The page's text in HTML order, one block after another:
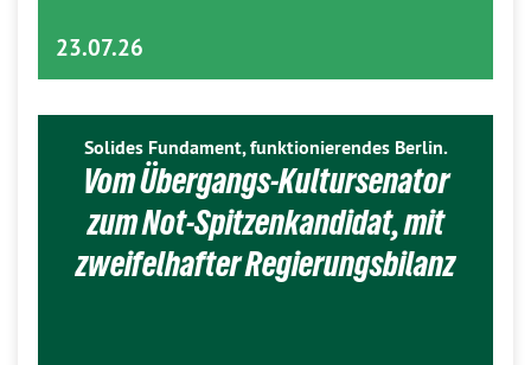
23.07.26
Solides Fundament, funktionierendes Berlin.
Vom Übergangs-Kultursenator
zum Not-Spitzenkandidat, mit
zweifelhafter Regierungsbilanz